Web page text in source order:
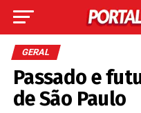
GERAL
Passado e
de São Paulo